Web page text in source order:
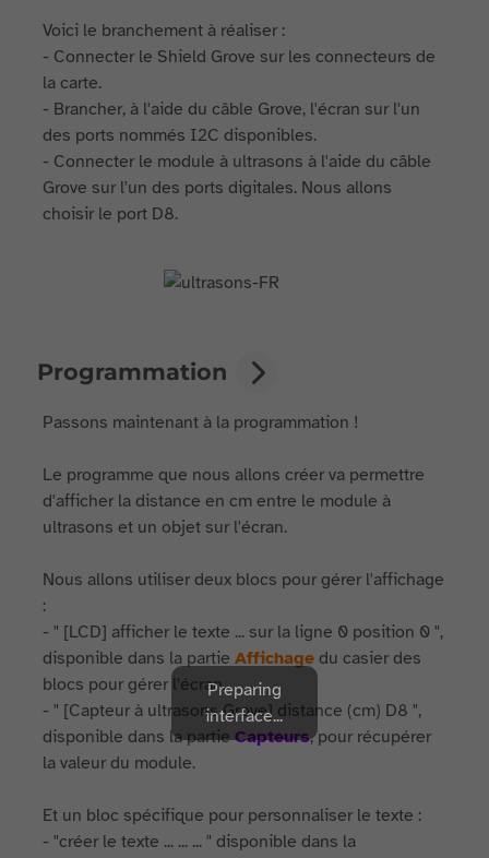
Voici le branchement à réaliser :
- Connecter le Shield Grove sur les connecteurs de
la carte.
- Brancher, à l'aide du câble Grove, l'écran sur l'un
des ports nommés I2C disponibles.
- Connecter le module à ultrasons à l'aide du câble
Grove sur l'un des ports digitales. Nous allons
choisir le port D8.
Programmation
Passons maintenant à la programmation !
Le programme que nous allons créer va permettre
d'afficher la distance en cm entre le module à
ultrasons et un objet sur l'écran.
Nous allons utiliser deux blocs pour gérer l'affichage
:
- " [LCD] afficher le texte ... sur la ligne 0 position 0 ",
disponible dans la partieAffichage du casier des
blocs pour gérer l'écran.
- " [Capteur à ultrasons Grove] distance (cm) D8 ",
disponible dans la partieCapteurs, pour récupérer
la valeur du module.
Et un bloc spécifique pour personnaliser le texte :
- "créer le texte ... ... ... " disponible dans la
Preparing
interface...